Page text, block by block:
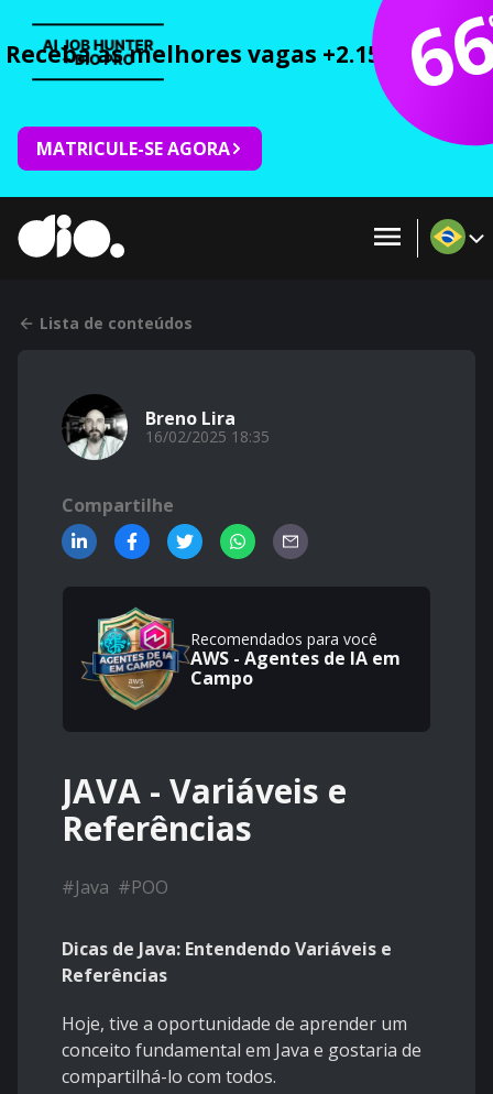
Receba as melhores vagas +2.150 cursos
MATRICULE-SE AGORA
Lista de conteúdos
Breno Lira
16/02/2025 18:35
Compartilhe
Recomendados para você
AWS - Agentes de IA em
Campo
JAVA - Variáveis e
Referências
#Java #POO
Dicas de Java: Entendendo Variáveis e
Referências
Hoje, tive a oportunidade de aprender um
conceito fundamental em Java e gostaria de
compartilhá-lo com todos.